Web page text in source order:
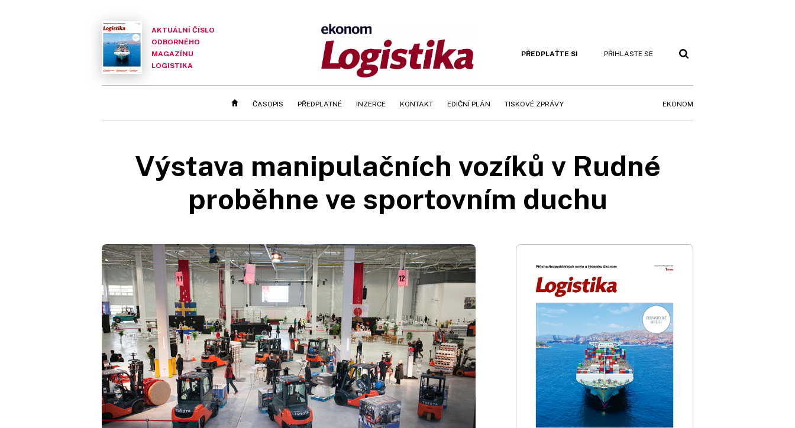
AKTUÁLNÍ ČÍSLO
ODBORNÉHO
MAGAZÍNU
LOGISTIKA
PŘEDPLAŤTE SI PŘIHLASTE SE
ČASOPIS PŘEDPLATNÉ INZERCE KONTAKT EDIČNÍ PLÁN TISKOVÉ ZPRÁVY EKONOM
Výstava manipulačních vozíků v Rudné
proběhne ve sportovním duchu